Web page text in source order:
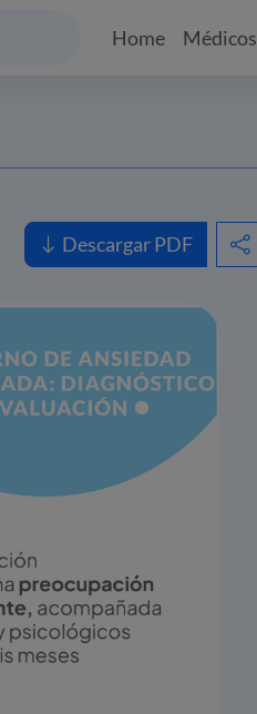
Home Médicos
Descargar PDF